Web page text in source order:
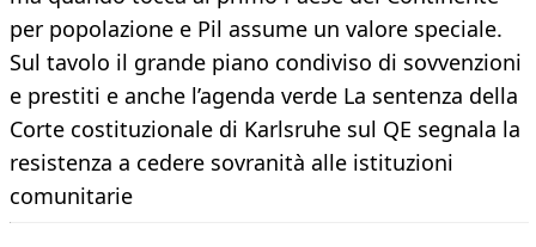
per popolazione e Pil assume un valore speciale.
Sul tavolo il grande piano condiviso di sovvenzioni
e prestiti e anche l’agenda verde La sentenza della
Corte costituzionale di Karlsruhe sul QE segnala la
resistenza a cedere sovranità alle istituzioni
comunitarie